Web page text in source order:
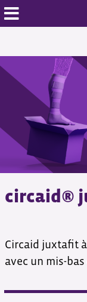
circaid®
Circaid juxtafit
avec un mis-